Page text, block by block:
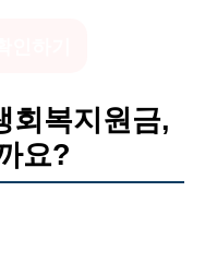
회복지원금,
요?